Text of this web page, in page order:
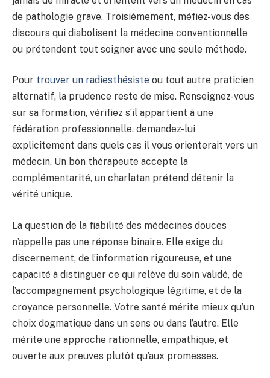
de pathologie grave. Troisièmement, méfiez-vous des
discours qui diabolisent la médecine conventionnelle
ou prétendent tout soigner avec une seule méthode.
Pour trouver un radiesthésiste ou tout autre praticien
alternatif, la prudence reste de mise. Renseignez-vous
sur sa formation, vérifiez s’il appartient à une
fédération professionnelle, demandez-lui
explicitement dans quels cas il vous orienterait vers un
médecin. Un bon thérapeute accepte la
complémentarité, un charlatan prétend détenir la
vérité unique.
La question de la fiabilité des médecines douces
n’appelle pas une réponse binaire. Elle exige du
discernement, de l’information rigoureuse, et une
capacité à distinguer ce qui relève du soin validé, de
l’accompagnement psychologique légitime, et de la
croyance personnelle. Votre santé mérite mieux qu’un
choix dogmatique dans un sens ou dans l’autre. Elle
mérite une approche rationnelle, empathique, et
ouverte aux preuves plutôt qu’aux promesses.